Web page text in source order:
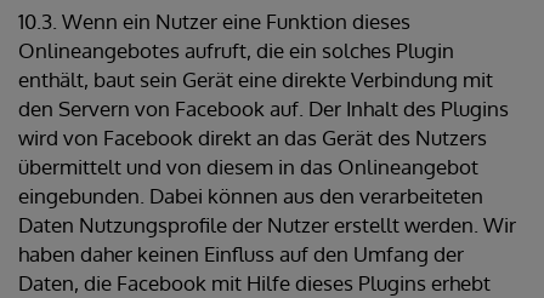
10.3. Wenn ein Nutzer eine Funktion dieses
Onlineangebotes aufruft, die ein solches Plugin
enthält, baut sein Gerät eine direkte Verbindung mit
den Servern von Facebook auf. Der Inhalt des Plugins
wird von Facebook direkt an das Gerät des Nutzers
übermittelt und von diesem in das Onlineangebot
eingebunden. Dabei können aus den verarbeiteten
Daten Nutzungsprofile der Nutzer erstellt werden. Wir
haben daher keinen Einfluss auf den Umfang der
Daten, die Facebook mit Hilfe dieses Plugins erhebt